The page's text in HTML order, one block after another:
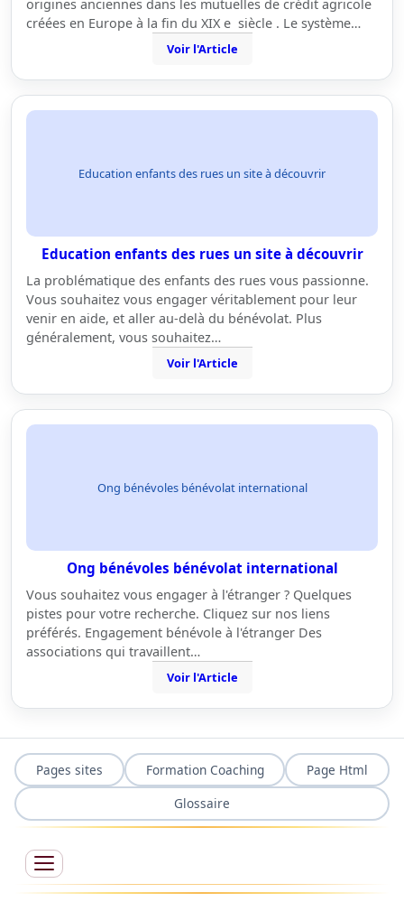
origines anciennes dans les mutuelles de crédit agricole
créées en Europe à la fin du XIX e siècle . Le système…
Voir l'Article
Education enfants des rues un site à découvrir
Education enfants des rues un site à découvrir
La problématique des enfants des rues vous passionne.
Vous souhaitez vous engager véritablement pour leur
venir en aide, et aller au-delà du bénévolat. Plus
généralement, vous souhaitez…
Voir l'Article
Ong bénévoles bénévolat international
Ong bénévoles bénévolat international
Vous souhaitez vous engager à l'étranger ? Quelques
pistes pour votre recherche. Cliquez sur nos liens
préférés. Engagement bénévole à l'étranger Des
associations qui travaillent…
Voir l'Article
Pages sites Formation Coaching
Page Html
Glossaire